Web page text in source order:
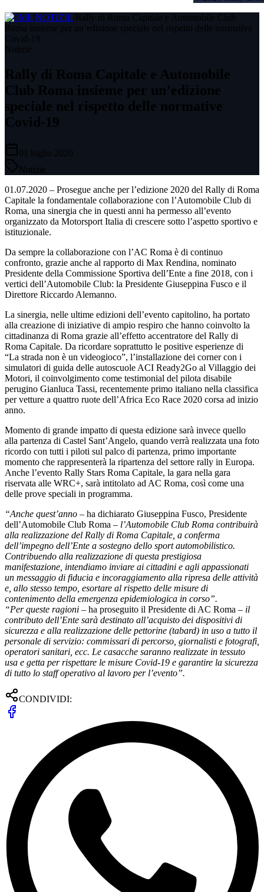
HOME NOTIZIE Rally di Roma Capitale e Automobile Club
Roma insieme per un’edizione speciale nel rispetto delle normative
Covid-19
Notizie
Rally di Roma Capitale e Automobile
Club Roma insieme per un’edizione
speciale nel rispetto delle normative
Covid-19
01 luglio 2020
Notizie
01.07.2020 – Prosegue anche per l’edizione 2020 del Rally di Roma
Capitale la fondamentale collaborazione con l’Automobile Club di
Roma, una sinergia che in questi anni ha permesso all’evento
organizzato da Motorsport Italia di crescere sotto l’aspetto sportivo e
istituzionale.
Da sempre la collaborazione con l’AC Roma è di continuo
confronto, grazie anche al rapporto di Max Rendina, nominato
Presidente della Commissione Sportiva dell’Ente a fine 2018, con i
vertici dell’Automobile Club: la Presidente Giuseppina Fusco e il
Direttore Riccardo Alemanno.
La sinergia, nelle ultime edizioni dell’evento capitolino, ha portato
alla creazione di iniziative di ampio respiro che hanno coinvolto la
cittadinanza di Roma grazie all’effetto accentratore del Rally di
Roma Capitale. Da ricordare soprattutto le positive esperienze di
“La strada non è un videogioco”, l’installazione dei corner con i
simulatori di guida delle autoscuole ACI Ready2Go al Villaggio dei
Motori, il coinvolgimento come testimonial del pilota disabile
perugino Gianluca Tassi, recentemente primo italiano nella classifica
per vetture a quattro ruote dell’Africa Eco Race 2020 corsa ad inizio
anno.
Momento di grande impatto di questa edizione sarà invece quello
alla partenza di Castel Sant’Angelo, quando verrà realizzata una foto
ricordo con tutti i piloti sul palco di partenza, primo importante
momento che rappresenterà la ripartenza del settore rally in Europa.
Anche l’evento Rally Stars Roma Capitale, la gara nella gara
riservata alle WRC+, sarà intitolato ad AC Roma, così come una
delle prove speciali in programma.
“Anche quest’anno – ha dichiarato Giuseppina Fusco, Presidente
dell’Automobile Club Roma – l’Automobile Club Roma contribuirà
alla realizzazione del Rally di Roma Capitale, a conferma
dell’impegno dell’Ente a sostegno dello sport automobilistico.
Contribuendo alla realizzazione di questa prestigiosa
manifestazione, intendiamo inviare ai cittadini e agli appassionati
un messaggio di fiducia e incoraggiamento alla ripresa delle attività
e, allo stesso tempo, esortare al rispetto delle misure di
contenimento della emergenza epidemiologica in corso”.
“Per queste ragioni – ha proseguito il Presidente di AC Roma – il
contributo dell’Ente sarà destinato all’acquisto dei dispositivi di
sicurezza e alla realizzazione delle pettorine (tabard) in uso a tutto il
personale di servizio: commissari di percorso, giornalisti e fotografi,
operatori sanitari, ecc. Le casacche saranno realizzate in tessuto
usa e getta per rispettare le misure Covid-19 e garantire la sicurezza
di tutto lo staff operativo al lavoro per l’evento”.
CONDIVIDI: